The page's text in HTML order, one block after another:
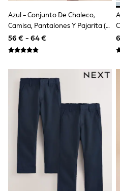
School Bags
Stationery
Underwear & Socks
All Occasionwear
Communion
Trousers
Shoes
Suit Jackets
Suit Trousers
Ties
New In
Pyjamas
Robes
Socks
All Accessories
New In
Bags
Azul - Conjunto De Chaleco,
Camisa, Pantalones Y Pajarita (3
Meses - 9 Años)
56 € - 64 €